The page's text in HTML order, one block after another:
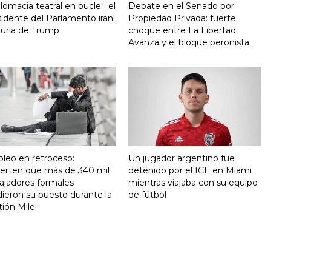
teatral en bucle": el
del Parlamento iraní
de Trump
Debate en el Senado por
Propiedad Privada: fuerte
choque entre La Libertad
Avanza y el bloque peronista
en retroceso:
que más de 340 mil
formales
su puesto durante la
Milei
Un jugador argentino fue
detenido por el ICE en Miami
mientras viajaba con su equipo
de fútbol